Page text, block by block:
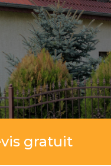
gratuit